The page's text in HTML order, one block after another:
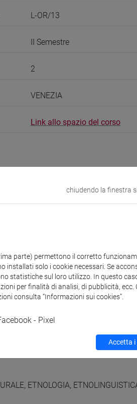
L-OR/13
II Semestre
2
VENEZIA
Link allo spazio del corso
ETNOLOGIA,
chiudendo la finestra
parte) permettono il corretto
installati solo i cookie necessari. Se
statistiche sul loro utilizzo. In questo
per finalità di analisi, di pubblicità, ecc.
consulta “Informazioni sui cookies”.
- Pixel
Accetta i